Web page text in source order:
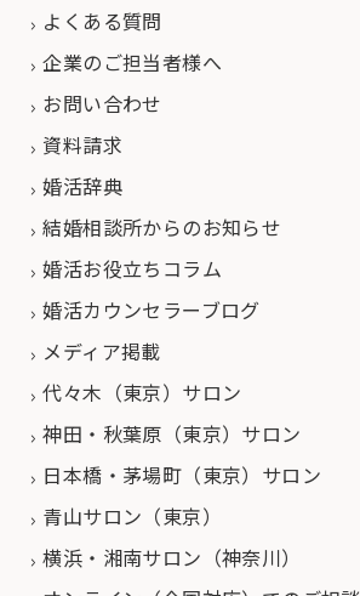
よくある質問
企業のご担当者様へ
お問い合わせ
資料請求
婚活辞典
結婚相談所からのお知らせ
婚活お役立ちコラム
婚活カウンセラーブログ
メディア掲載
代々木（東京）サロン
神田・秋葉原（東京）サロン
日本橋・茅場町（東京）サロン
青山サロン（東京）
横浜・湘南サロン（神奈川）